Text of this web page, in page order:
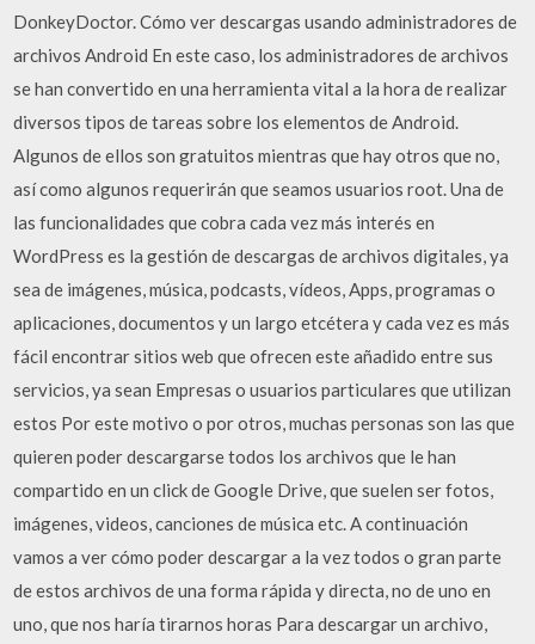
DonkeyDoctor. Cómo ver descargas usando administradores de
archivos Android En este caso, los administradores de archivos
se han convertido en una herramienta vital a la hora de realizar
diversos tipos de tareas sobre los elementos de Android.
Algunos de ellos son gratuitos mientras que hay otros que no,
así como algunos requerirán que seamos usuarios root. Una de
las funcionalidades que cobra cada vez más interés en
WordPress es la gestión de descargas de archivos digitales, ya
sea de imágenes, música, podcasts, vídeos, Apps, programas o
aplicaciones, documentos y un largo etcétera y cada vez es más
fácil encontrar sitios web que ofrecen este añadido entre sus
servicios, ya sean Empresas o usuarios particulares que utilizan
estos Por este motivo o por otros, muchas personas son las que
quieren poder descargarse todos los archivos que le han
compartido en un click de Google Drive, que suelen ser fotos,
imágenes, videos, canciones de música etc. A continuación
vamos a ver cómo poder descargar a la vez todos o gran parte
de estos archivos de una forma rápida y directa, no de uno en
uno, que nos haría tirarnos horas Para descargar un archivo,